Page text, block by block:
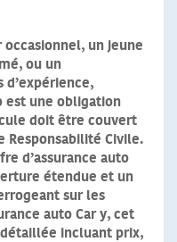
occasionnel, un jeune
ou un
d’expérience,
est une obligation
doit être couvert
Responsabilité Civile.
d’assurance auto
étendue et un
sur les
auto Car y, cet
incluant prix,